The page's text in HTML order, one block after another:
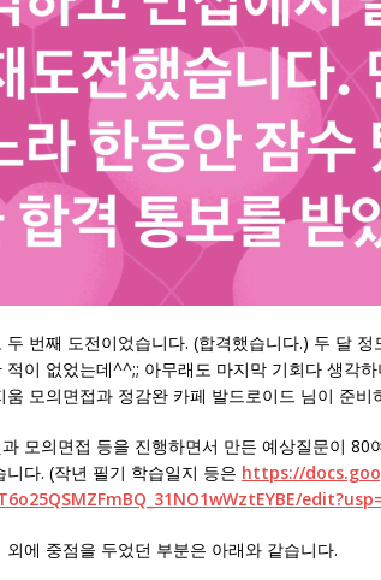
번째 도전이었습니다. (합격했습니다.) 두 달
적이 없었는데^^;; 아무래도 마지막 기회다 생각
움 모의면접과 정감완 카페 발드로이드 님이 준비
모의면접 등을 진행하면서 만든 예상질문이 80
다. (작년 필기 학습일지 등은 https://
에 중점을 두었던 부분은 아래와 같습니다.